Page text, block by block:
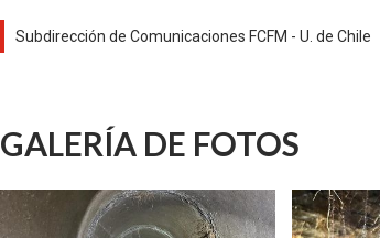
Subdirección de Comunicaciones FCFM - U. de Chile
GALERÍA DE FOTOS
Zoom Zoom